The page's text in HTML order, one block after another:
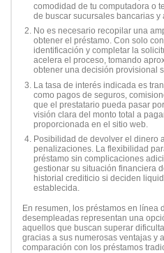
comodidad de tu computadora o
de buscar sucursales bancarias
No es necesario recopilar una
obtener el préstamo. Con solo
identificación y completar la
acelera el proceso, tomando
obtener una decisión provisional
La tasa de interés indicada es
como pagos de seguros,
que el prestatario pueda pasar
visión clara del monto total a
proporcionada en el sitio web.
Posibilidad de devolver el dinero
penalizaciones. La flexibilidad
préstamo sin complicaciones
gestionar su situación financiera
historial crediticio si deciden
establecida.
En resumen, los préstamos en línea
desempleadas representan una
aquellos que buscan superar
gracias a sus numerosas ventajas y
comparación con los préstamos